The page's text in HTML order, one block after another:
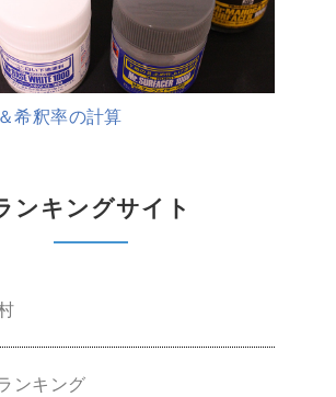
希釈率の計算
ンキングサイト
ンキング